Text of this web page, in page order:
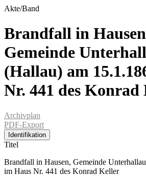
Akte/Band
Brandfall in
Gemeinde
(Hallau) am
Nr. 441 des
Archivplan
PDF-Export
Identifikation
Titel
Brandfall in Hausen, Gemeinde
im Haus Nr. 441 des Konrad Keller